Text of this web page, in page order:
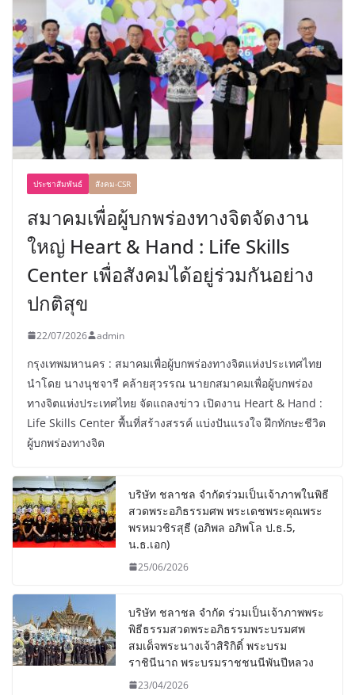
ประชาสัมพันธ์ สังคม-CSR
สมาคมเพื่อผู้บกพร่องทางจิตจัดงาน
ใหญ่ Heart & Hand : Life Skills
Center เพื่อสังคมได้อยู่ร่วมกันอย่าง
ปกติสุข
22/07/2026 admin
กรุงเทพมหานคร : สมาคมเพื่อผู้บกพร่องทางจิตแห่งประเทศไทย
นำโดย นางนุชจารี คล้ายสุวรรณ นายกสมาคมเพื่อผู้บกพร่อง
ทางจิตแห่งประเทศไทย จัดแถลงข่าว เปิดงาน Heart & Hand :
Life Skills Center พื้นที่สร้างสรรค์ แบ่งปันแรงใจ ฝึกทักษะชีวิต
ผู้บกพร่องทางจิต
บริษัท ชลาชล จำกัดร่วมเป็นเจ้าภาพในพิธี
สวดพระอภิธรรมศพ พระเดชพระคุณพระ
พรหมวชิรสุธี (อภิพล อภิพโล ป.ธ.5,
น.ธ.เอก)
25/06/2026
บริษัท ชลาชล จำกัด ร่วมเป็นเจ้าภาพพระ
พิธีธรรมสวดพระอภิธรรมพระบรมศพ
สมเด็จพระนางเจ้าสิริกิติ์ พระบรม
ราชินีนาถ พระบรมราชชนนีพันปีหลวง
23/04/2026